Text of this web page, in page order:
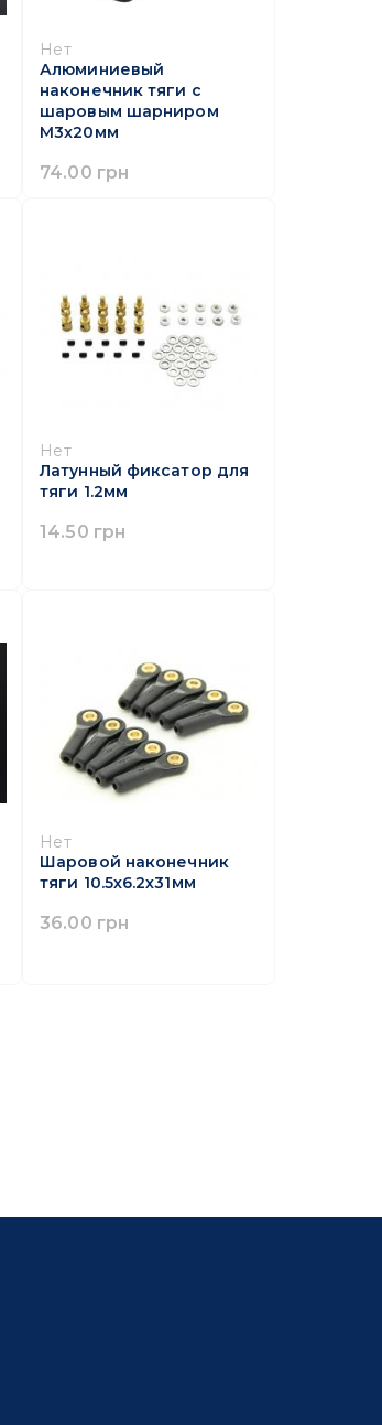
Нет
Алюминиевый
наконечник тяги с
шаровым шарниром
M3x20мм
74.00 грн
Нет
Латунный фиксатор для
тяги 1.2мм
14.50 грн
Нет
Шаровой наконечник
тяги 10.5х6.2х31мм
36.00 грн